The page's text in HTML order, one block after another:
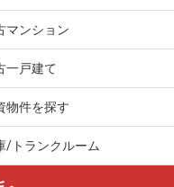
マンション
一戸建て
物件を探す
/トランクルーム